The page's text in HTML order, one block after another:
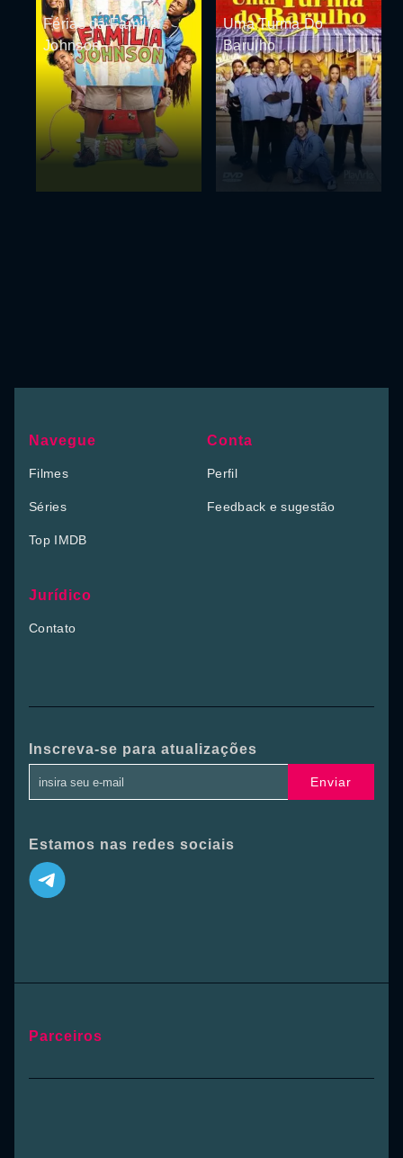
Férias da Família
Johnson
Uma Turma Do
Barulho
Navegue
Filmes
Séries
Top IMDB
Conta
Perfil
Feedback e sugestão
Jurídico
Contato
Inscreva-se para atualizações
Enviar
Estamos nas redes sociais
Parceiros